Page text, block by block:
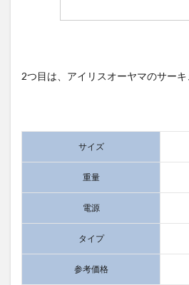
2つ目は、アイリスオーヤマのサーキ
サイズ
重量
電源
タイプ
参考価格